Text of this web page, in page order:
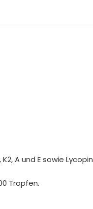
A und E sowie Lycopin
Tropfen.